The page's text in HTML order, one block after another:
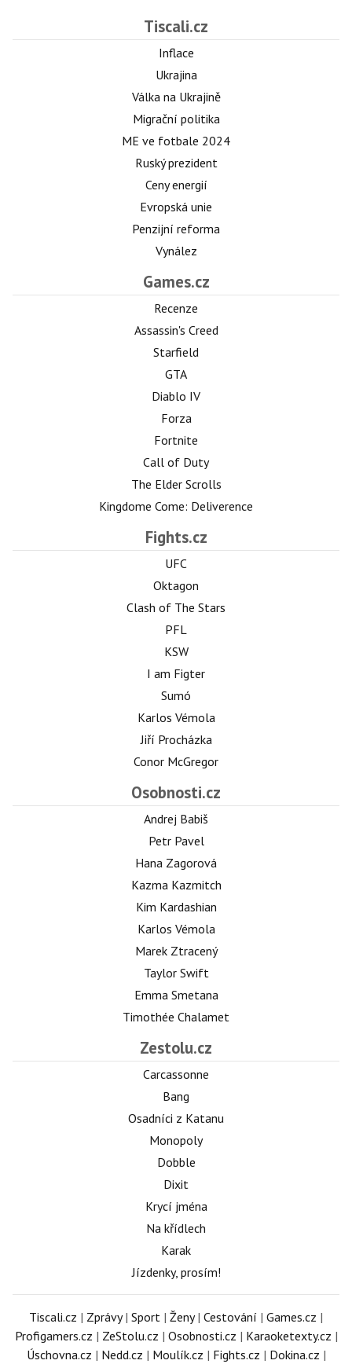
Tiscali.cz
Inflace
Ukrajina
Válka na Ukrajině
Migrační politika
ME ve fotbale 2024
Ruský prezident
Ceny energií
Evropská unie
Penzijní reforma
Vynález
Games.cz
Recenze
Assassin's Creed
Starfield
GTA
Diablo IV
Forza
Fortnite
Call of Duty
The Elder Scrolls
Kingdome Come: Deliverence
Fights.cz
UFC
Oktagon
Clash of The Stars
PFL
KSW
I am Figter
Sumó
Karlos Vémola
Jiří Procházka
Conor McGregor
Osobnosti.cz
Andrej Babiš
Petr Pavel
Hana Zagorová
Kazma Kazmitch
Kim Kardashian
Karlos Vémola
Marek Ztracený
Taylor Swift
Emma Smetana
Timothée Chalamet
Zestolu.cz
Carcassonne
Bang
Osadníci z Katanu
Monopoly
Dobble
Dixit
Krycí jména
Na křídlech
Karak
Jízdenky, prosím!
Tiscali.cz | Zprávy| Sport | Ženy| Cestování | Games.cz |
Profigamers.cz | ZeStolu.cz | Osobnosti.cz | Karaoketexty.cz |
Úschovna.cz | Nedd.cz | Moulík.cz | Fights.cz | Dokina.cz |